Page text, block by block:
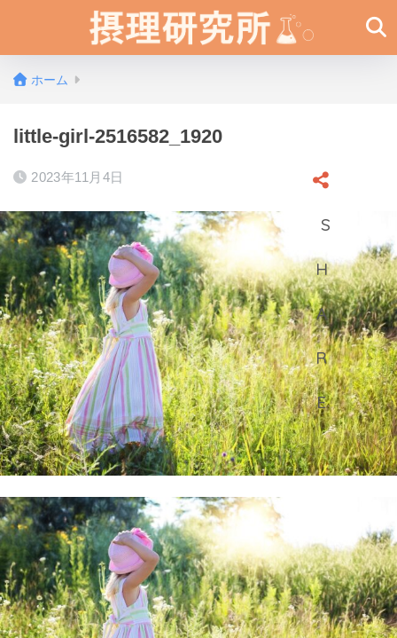
ホーム
little-girl-2516582_1920
2023年11月4日